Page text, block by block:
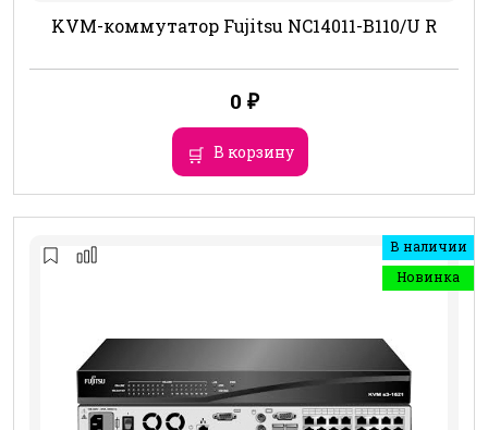
KVM-коммутатор Fujitsu NC14011-B110/U R
0 ₽
В корзину
В наличии
Новинка